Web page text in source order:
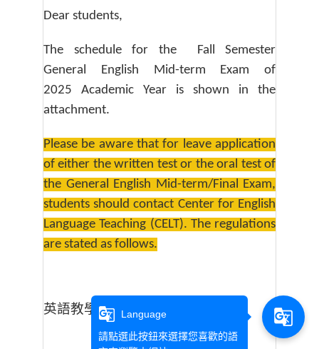
Dear students,
The schedule for the Fall Semester
General English Mid-term Exam of
2025 Academic Year is shown in the
attachment.
Please be aware that for leave application
of either the written test or the oral test of
the General English Mid-term/Final Exam,
students should contact Center for English
Language Teaching (CELT). The regulations
are stated as follows.
英語教學中心
g_translate
Language
請點選此按鈕來選擇您喜歡的語
g_translate